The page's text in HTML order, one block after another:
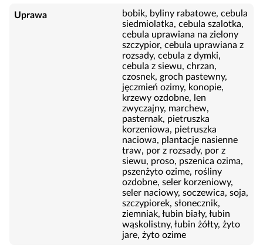
Uprawa
bobik, byliny rabatowe, cebula
siedmiolatka, cebula szalotka,
cebula uprawiana na zielony
szczypior, cebula uprawiana z
rozsady, cebula z dymki,
cebula z siewu, chrzan,
czosnek, groch pastewny,
jęczmień ozimy, konopie,
krzewy ozdobne, len
zwyczajny, marchew,
pasternak, pietruszka
korzeniowa, pietruszka
naciowa, plantacje nasienne
traw, por z rozsady, por z
siewu, proso, pszenica ozima,
pszenżyto ozime, rośliny
ozdobne, seler korzeniowy,
seler naciowy, soczewica, soja,
szczypiorek, słonecznik,
ziemniak, łubin biały, łubin
wąskolistny, łubin żółty, żyto
jare, żyto ozime